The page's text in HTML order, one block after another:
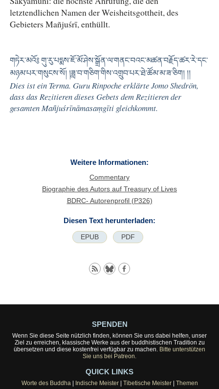
letztendlichen Namen der Weisheitsgottheit, des
Gebieters Mañjuśrī, enthüllt.
གཏེར་མའོ༔ གུ་རུ་པདྨས་ཇོ་མོ་ཤེས་སྒྲོན་ལ་གནང་བའང་མཚན་བརྗོད་ཚར་རེ་དང་
མཉམ་པར་གསུངས་སོ། །ཟླ་བ་གཅིག་གིས་འགྲུབ་པར་ཐེ་ཚོམ་མ་ཟ་ཅིག། །།
Dies ist ein Terma. Guru Rinpoche erklärte Jomo Shedrön,
dass das Rezitieren dieses Gebets dem Rezitieren der
gesamten Mañjuśrīnāmasaṃgīti gleichkommt.
Weitere Informationen:
Commentary
Biographie des Autors auf Treasury of Lives
BDRC- Autorenprofil (P326)
Diesen Text herunterladen:
EPUB PDF
SPENDEN
Wenn Sie diese Seite nützlich finden, können Sie uns dabei helfen, unser
Ziel zu erreichen, klassische Werke aus der buddhistischen Tradition zu
übersetzen und diese kostenfrei verfügbar zu machen. Bitte unterstützen
Sie uns bei Patreon.
QUICK LINKS
Worte des Buddha| Indische Meister| Tibetische Meister| Themen